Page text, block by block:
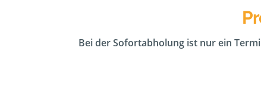
Bei der Sofortabholung ist nur ein